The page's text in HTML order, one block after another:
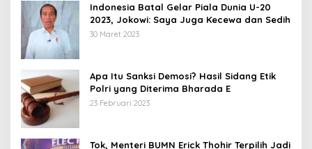
Indonesia Batal Gelar Piala Dunia U-20
2023, Jokowi: Saya Juga Kecewa dan Sedih
30 Maret 2023
Apa Itu Sanksi Demosi? Hasil Sidang Etik
Polri yang Diterima Bharada E
23 Februari 2023
Tok, Menteri BUMN Erick Thohir Terpilih Jadi